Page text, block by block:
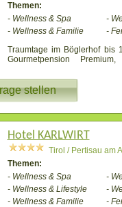
Themen:
- Wellness & Spa
-
- Wellness & Familie
-
Traumtage im Böglerhof bis
Gourmetpension
stellen
Hotel KARLWIRT
Tirol / Pertisau am
Themen:
- Wellness & Spa
-
- Wellness & Lifestyle
-
- Wellness & Familie
-